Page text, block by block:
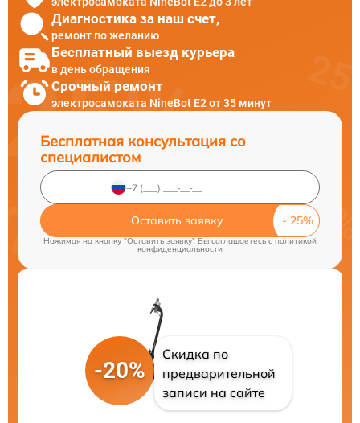
Диагностика за наш счет,
ремонт по желанию
Бесплатный выезд курьера
в день обращения
Срочный ремонт
электросамоката NineBot E2 от 35 минут
Бесплатная консультация со
специалистом
Оставить заявку
Нажимая на кнопку "Оставить заявку" Вы соглашаетесь c политикой
конфиденциальности
-20%
Скидка по
предварительной
записи на сайте